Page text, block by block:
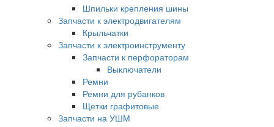
Шпильки крепления шины
Запчасти к электродвигателям
Крыльчатки
Запчасти к электроинструменту
Запчасти к перфораторам
Выключатели
Ремни
Ремни для рубанков
Щетки графитовые
Запчасти на УШМ